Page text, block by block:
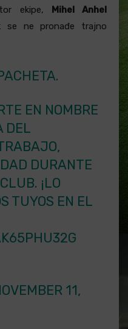
ekipe,
Mihel Anhel
se ne pronađe trajno
EN NOMBRE
DEL
DURANTE
¡LO
TUYOS EN EL
11,